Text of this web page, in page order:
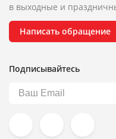
в выходные и
Написать обращение
Подписывайтесь